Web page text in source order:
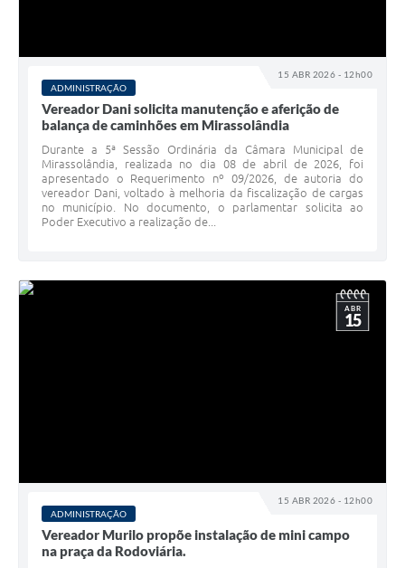
15 ABR 2026 - 12h00
ADMINISTRAÇÃO
Vereador Dani solicita manutenção e aferição de
balança de caminhões em Mirassolândia
Durante a 5ª Sessão Ordinária da Câmara Municipal de
Mirassolândia, realizada no dia 08 de abril de 2026, foi
apresentado o Requerimento nº 09/2026, de autoria do
vereador Dani, voltado à melhoria da fiscalização de cargas
no município. No documento, o parlamentar solicita ao
Poder Executivo a realização de...
15 ABR 2026 - 12h00
ABR
15
ADMINISTRAÇÃO
Vereador Murilo propõe instalação de mini campo
na praça da Rodoviária.